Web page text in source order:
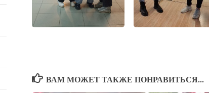
ВАМ МОЖЕТ ТАКЖЕ ПОНРАВИТЬСЯ...